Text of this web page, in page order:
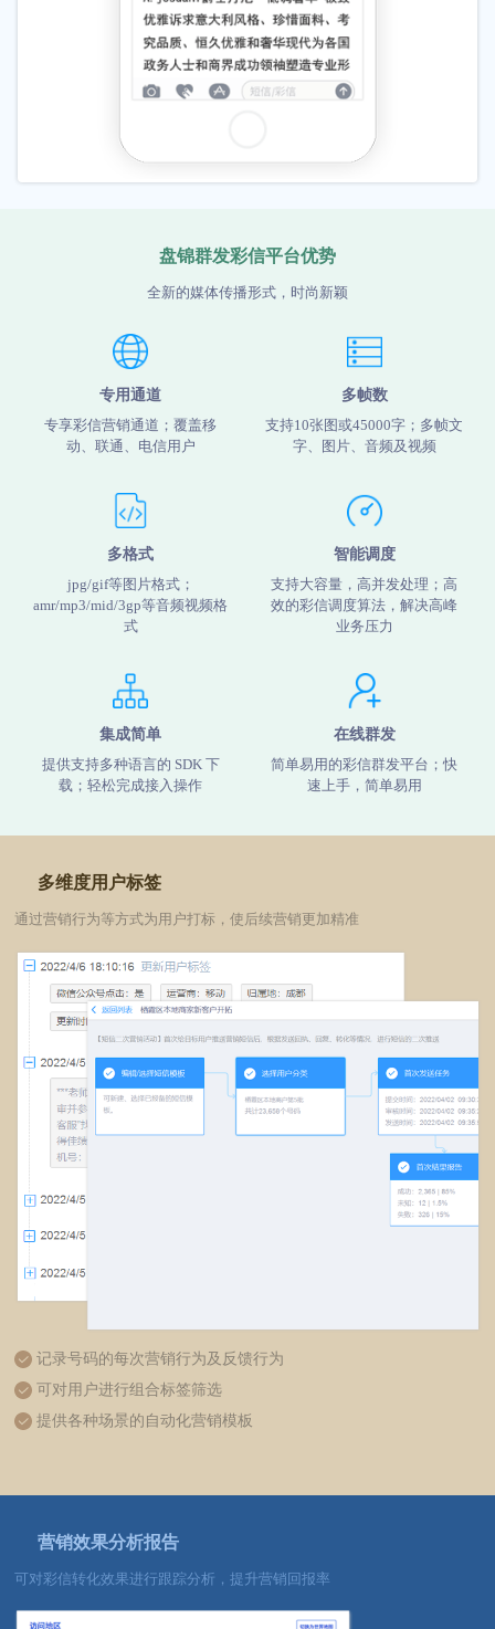
盘锦群发彩信平台优势
全新的媒体传播形式，时尚新颖
专用通道
专享彩信营销通道；覆盖移
动、联通、电信用户
多帧数
支持10张图或45000字；多帧文
字、图片、音频及视频
多格式
jpg/gif等图片格式；
amr/mp3/mid/3gp等音频视频格
式
智能调度
支持大容量，高并发处理；高
效的彩信调度算法，解决高峰
业务压力
集成简单
提供支持多种语言的 SDK 下
载；轻松完成接入操作
在线群发
简单易用的彩信群发平台；快
速上手，简单易用
多维度用户标签
通过营销行为等方式为用户打标，使后续营销更加精准
记录号码的每次营销行为及反馈行为
可对用户进行组合标签筛选
提供各种场景的自动化营销模板
营销效果分析报告
可对彩信转化效果进行跟踪分析，提升营销回报率